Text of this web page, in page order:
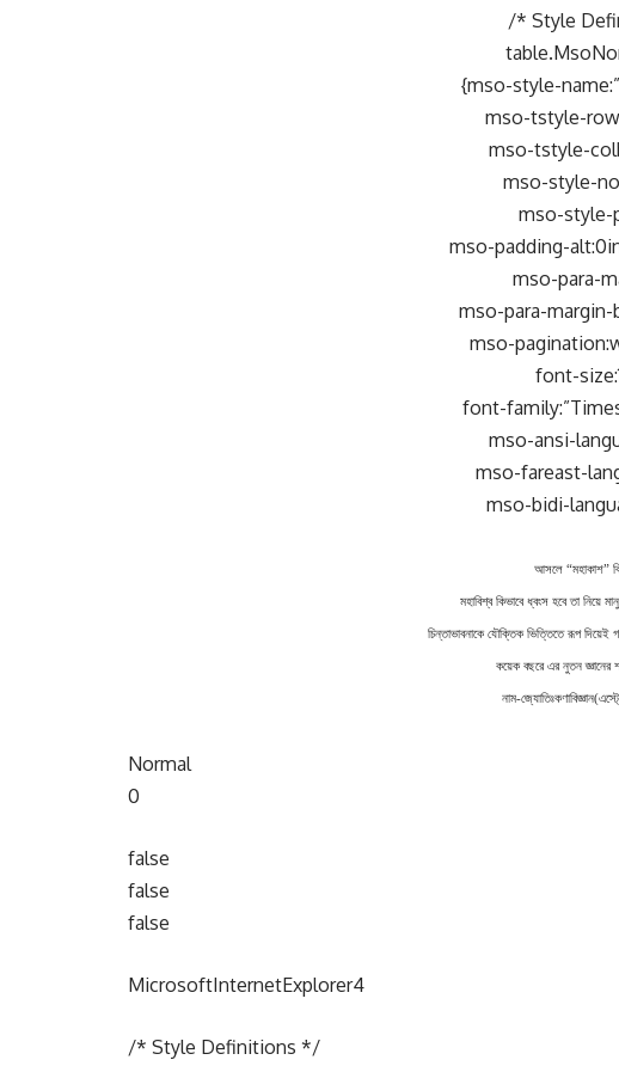
/* Style
{mso-style-
mso-tstyle-
mso-tstyle-
mso-style-
mso-style-
mso-padding-
mso-para-
mso-para-
mso-
font-
font-
mso-ansi-
mso-fareast-
mso-bidi-
আসলে “মহাকাশ”
মহাবিশ্ব কিভাবে ধ্বংস হবে তা নিয়ে
চিন্তাভাবনাকে যৌক্তিক ভিত্তিতে রূপ দিয়েই
কয়েক বছরে এর নুতন জ্ঞানের
নাম-
Normal
0
false
false
false
MicrosoftInternetExplorer4
/* Style Definitions */